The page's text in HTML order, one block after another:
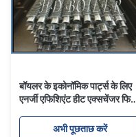
बॉयलर के इकोनॉमिक पार्ट्स के लिए
एनर्जी एफिशिएंट हीट एक्सचेंजर फिन
अभी पूछताछ करें